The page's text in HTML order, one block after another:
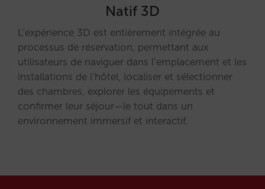
Natif 3D
L’expérience 3D est entièrement intégrée au
processus de réservation, permettant aux
utilisateurs de naviguer dans l’emplacement et les
installations de l’hôtel, localiser et sélectionner
des chambres, explorer les équipements et
confirmer leur séjour—le tout dans un
environnement immersif et interactif.